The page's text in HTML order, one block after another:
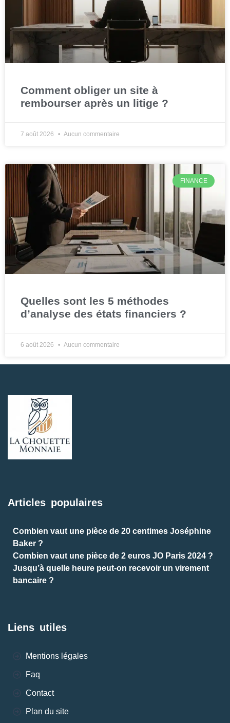
Comment obliger un site à
rembourser après un litige ?
7 août 2026 Aucun commentaire
FINANCE
Quelles sont les 5 méthodes
d’analyse des états financiers ?
6 août 2026 Aucun commentaire
Articles populaires
Combien vaut une pièce de 20 centimes Joséphine
Baker ?
Combien vaut une pièce de 2 euros JO Paris 2024 ?
Jusqu’à quelle heure peut-on recevoir un virement
bancaire ?
Liens utiles
Mentions légales
Faq
Contact
Plan du site